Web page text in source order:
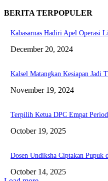
BERITA TERPOPULER
Kabasarnas Hadiri Apel Operasi
December 20, 2024
Kalsel Matangkan Kesiapan Jadi
November 19, 2024
Terpilih Ketua DPC Empat
October 19, 2025
Dosen Undiksha Ciptakan Pupuk
October 14, 2025